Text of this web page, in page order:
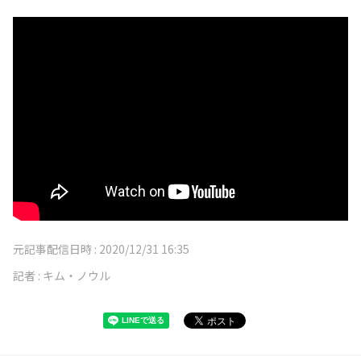
元記事配信日時 : 2020/12/31 16:35
記者 : キム・ノウル